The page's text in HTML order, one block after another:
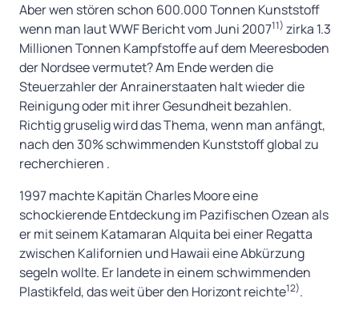
Aber wen stören schon 600.000 Tonnen Kunststoff
wenn man laut WWF Bericht vom Juni 200711) zirka 1.3
Millionen Tonnen Kampfstoffe auf dem Meeresboden
der Nordsee vermutet? Am Ende werden die
Steuerzahler der Anrainerstaaten halt wieder die
Reinigung oder mit ihrer Gesundheit bezahlen.
Richtig gruselig wird das Thema, wenn man anfängt,
nach den 30% schwimmenden Kunststoff global zu
recherchieren .
1997 machte Kapitän Charles Moore eine
schockierende Entdeckung im Pazifischen Ozean als
er mit seinem Katamaran Alquita bei einer Regatta
zwischen Kalifornien und Hawaii eine Abkürzung
segeln wollte. Er landete in einem schwimmenden
Plastikfeld, das weit über den Horizont reichte12).